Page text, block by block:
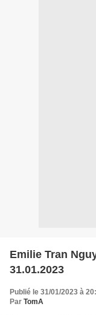
Emilie Tran
31.01.2023
Publié le 31/01/2023 à
Par TomA